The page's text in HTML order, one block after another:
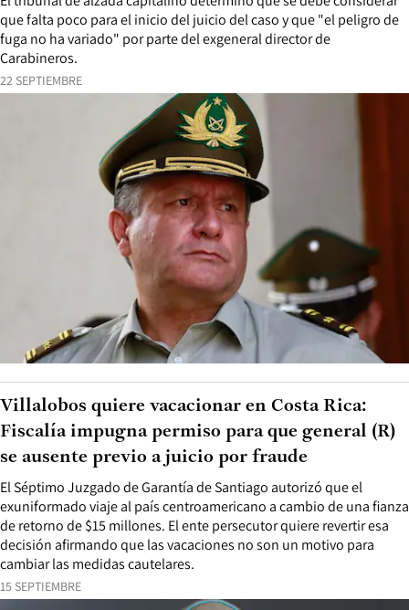
22 SEPTIEMBRE
que falta poco para el inicio del juicio del caso y que "el peligro de
fuga no ha variado" por parte del exgeneral director de
Carabineros.
15 SEPTIEMBRE
El Séptimo Juzgado de Garantía de Santiago autorizó que el
exuniformado viaje al país centroamericano a cambio de una fianza
de retorno de $15 millones. El ente persecutor quiere revertir esa
decisión afirmando que las vacaciones no son un motivo para
cambiar las medidas cautelares.
Villalobos quiere vacacionar en Costa Rica:
Fiscalía impugna permiso para que general (R)
se ausente previo a juicio por fraude